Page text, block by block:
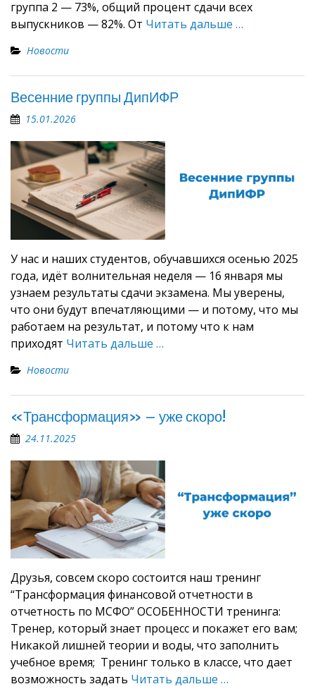
группа 2 — 73%, общий процент сдачи всех
выпускников — 82%. От Читать дальше …
Новости
Весенние группы ДипИФР
15.01.2026
У нас и наших студентов, обучавшихся осенью 2025
года, идёт волнительная неделя — 16 января мы
узнаем результаты сдачи экзамена. Мы уверены,
что они будут впечатляющими — и потому, что мы
работаем на результат, и потому что к нам
приходят Читать дальше …
Новости
«Трансформация» – уже скоро!
24.11.2025
Друзья, совсем скоро состоится наш тренинг
“Трансформация финансовой отчетности в
отчетность по МСФО” ОСОБЕННОСТИ тренинга:
Тренер, который знает процесс и покажет его вам;
Никакой лишней теории и воды, что заполнить
учебное время; Тренинг только в классе, что дает
возможность задать Читать дальше …